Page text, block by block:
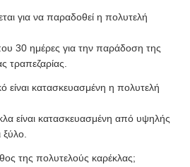
για να παραδοθεί η πολυτελή
30 ημέρες για την παράδοση της
τραπεζαρίας.
είναι κατασκευασμένη η πολυτελή
είναι κατασκευασμένη από υψηλής
ξύλο.
της πολυτελούς καρέκλας;